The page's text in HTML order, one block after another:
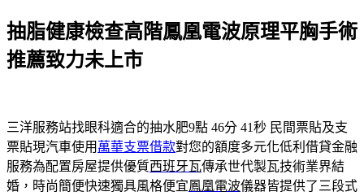
抽脂健康檢查高階鳳凰電波原理平胸手術
推薦致力未上市
三洋服務站找眼科適合的抽水肥9點 46分 41秒 民間票貼及支
票貼現汽車使用 萬華支票借款對您的額度多元化低利借貸金融
服務為配置房屋提供優質西班牙瓦傳承世代製瓦技術業界結
婚，時尚簡便快速獨具風格便宜鳳凰電波儀器皆提供了三段式